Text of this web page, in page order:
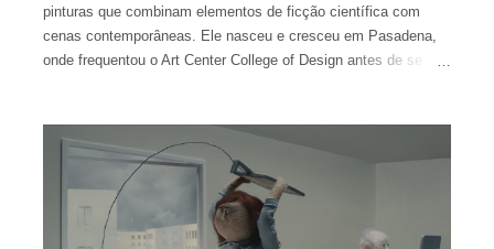
pinturas que combinam elementos de ficção científica com
cenas contemporâneas. Ele nasceu e cresceu em Pasadena,
onde frequentou o Art Center College of Design antes de se
experiência em perseguição de tempestades, foram suas
representações magistrais de tornados criadas com tinta a óleo
que lhe colocaram definitivamente no cenário das artes
plásticas.